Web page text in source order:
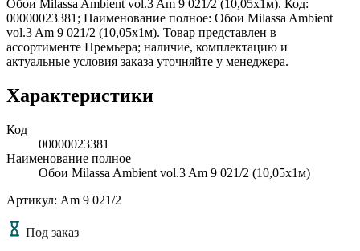
Обои Milassa Ambient vol.3 Am 9 021/2 (10,05х1м). Код:
00000023381; Наименование полное: Обои Milassa Ambient
vol.3 Am 9 021/2 (10,05х1м). Товар представлен в
ассортименте Премьера; наличие, комплектацию и
актуальные условия заказа уточняйте у менеджера.
Характеристики
Код
00000023381
Наименование полное
Обои Milassa Ambient vol.3 Am 9 021/2 (10,05х1м)
Артикул: Am 9 021/2
Под заказ